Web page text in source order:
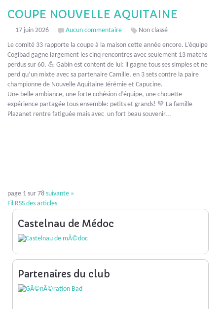
COUPE NOUVELLE AQUITAINE
17 juin 2026 Aucun commentaire
Non classé
Le comité 33 rapporte la coupe à la maison cette année encore. L’équipe
Cogibad gagne largement les cinq rencontres avec seulement 13 matchs
perdus sur 60. 💪 Gabin est content de lui: il gagne tous ses simples et ne
perd qu’un mixte avec sa partenaire Camille, en 3 sets contre la paire
championne de Nouvelle Aquitaine Jérémie et Capucine.
Une belle ambiance, une forte cohésion d’équipe, une chouette
expérience partagée tous ensemble: petits et grands! 💚 La famille
Plazanet rentre fatiguée mais avec un fort beau souvenir...
page 1 sur 78 suivante »
Fil RSS des articles
Castelnau de Médoc
Partenaires du club